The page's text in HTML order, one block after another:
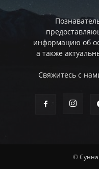
информацию об
а также
Свяжитесь с
© Сунна